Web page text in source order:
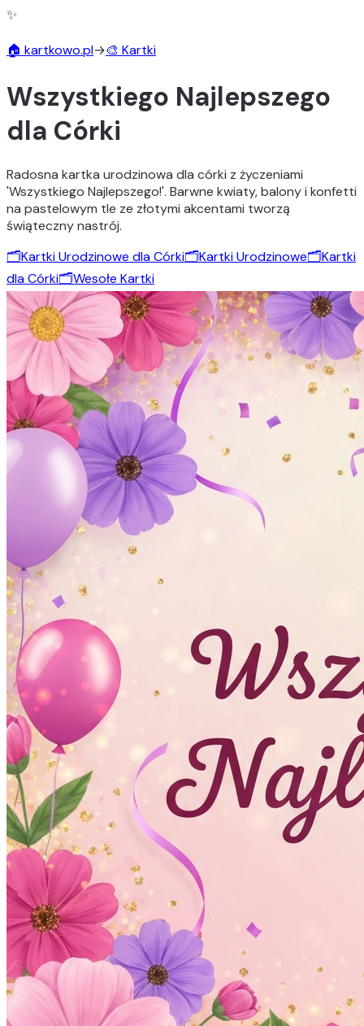
✨
🏠 kartkowo.pl→🎨 Kartki
Wszystkiego Najlepszego
dla Córki
Radosna kartka urodzinowa dla córki z życzeniami
'Wszystkiego Najlepszego!'. Barwne kwiaty, balony i konfetti
na pastelowym tle ze złotymi akcentami tworzą
świąteczny nastrój.
🗂️Kartki Urodzinowe dla Córki🗂️Kartki Urodzinowe🗂️Kartki
dla Córki🗂️Wesołe Kartki